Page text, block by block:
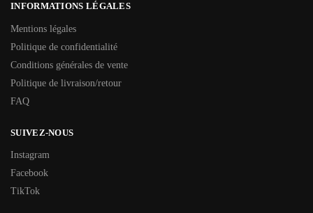
INFORMATIONS LÉGALES
Mentions légales
Politique de confidentialité
Conditions générales de vente
Politique de livraison/retour
FAQ
SUIVEZ-NOUS
Instagram
Facebook
TikTok